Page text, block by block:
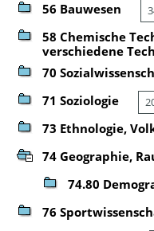
56 Bauwesen
58 Chemische
verschiedene
70
71 Soziologie
73 Ethnologie,
74 Geographie,
74.80
76